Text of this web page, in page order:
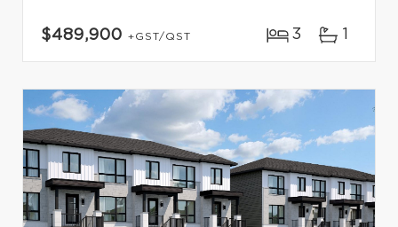
$489,900 +GST/QST 3 1